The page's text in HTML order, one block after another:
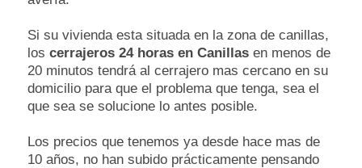
Si su vivienda esta situada en la zona de canillas,
los cerrajeros 24 horas en Canillas en menos de
20 minutos tendrá al cerrajero mas cercano en su
domicilio para que el problema que tenga, sea el
que sea se solucione lo antes posible.
Los precios que tenemos ya desde hace mas de
10 años, no han subido prácticamente pensando